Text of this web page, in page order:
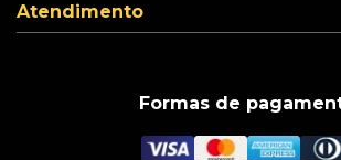
Atendimento
Formas de